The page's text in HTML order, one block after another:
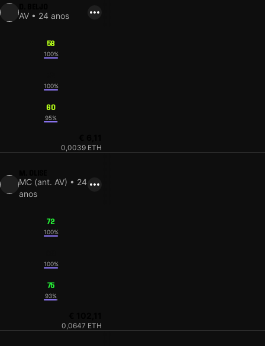
AV • 24 anos
58
100%
100%
60
95%
0,0039 ETH
MC (ant. AV) • 24
anos
72
100%
100%
75
93%
0,0647 ETH